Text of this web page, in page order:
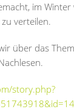
im
verteilen.
über das
story.php?